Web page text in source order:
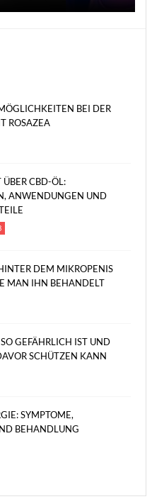
BEI DER
ROSAZEA
ÜBER CBD-ÖL:
ANWENDUNGEN UND
DEM MIKROPENIS
MAN IHN BEHANDELT
GEFÄHRLICH IST UND
SCHÜTZEN KANN
SYMPTOME,
BEHANDLUNG